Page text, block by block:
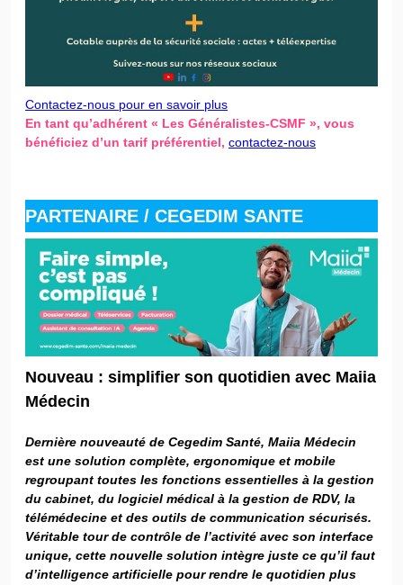
Contactez-nous pour en savoir plus
En tant qu’adhérent « Les Généralistes-CSMF », vous
bénéficiez d’un tarif préférentiel, contactez-nous
PARTENAIRE / CEGEDIM SANTE
Nouveau : simplifier son quotidien avec Maiia
Médecin
Dernière nouveauté de Cegedim Santé, Maiia Médecin
est une solution complète, ergonomique et mobile
regroupant toutes les fonctions essentielles à la gestion
du cabinet, du logiciel médical à la gestion de RDV, la
télémédecine et des outils de communication sécurisés.
Véritable tour de contrôle de l’activité avec son interface
unique, cette nouvelle solution intègre juste ce qu’il faut
d’intelligence artificielle pour rendre le quotidien plus